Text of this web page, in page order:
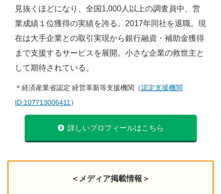
見抜くほどになり、全国1,000人以上の調査員中、営
業成績１位獲得の実績を誇る。2017年同社を退職。現
在は大手企業との取引実現から銀行融資・補助金獲得
まで支援するサービスを展開。小さな企業の救世主と
して期待されている。
＊経済産業省認定 経営革新等支援機関（認定支援機関
ID:107713006411）
詳しいプロフィールはこちら
＜メディア掲載情報＞